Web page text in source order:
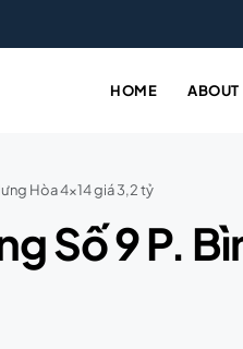
HOME ABOUT
Hòa 4×14 giá 3,2 tỷ
Số 9 P.